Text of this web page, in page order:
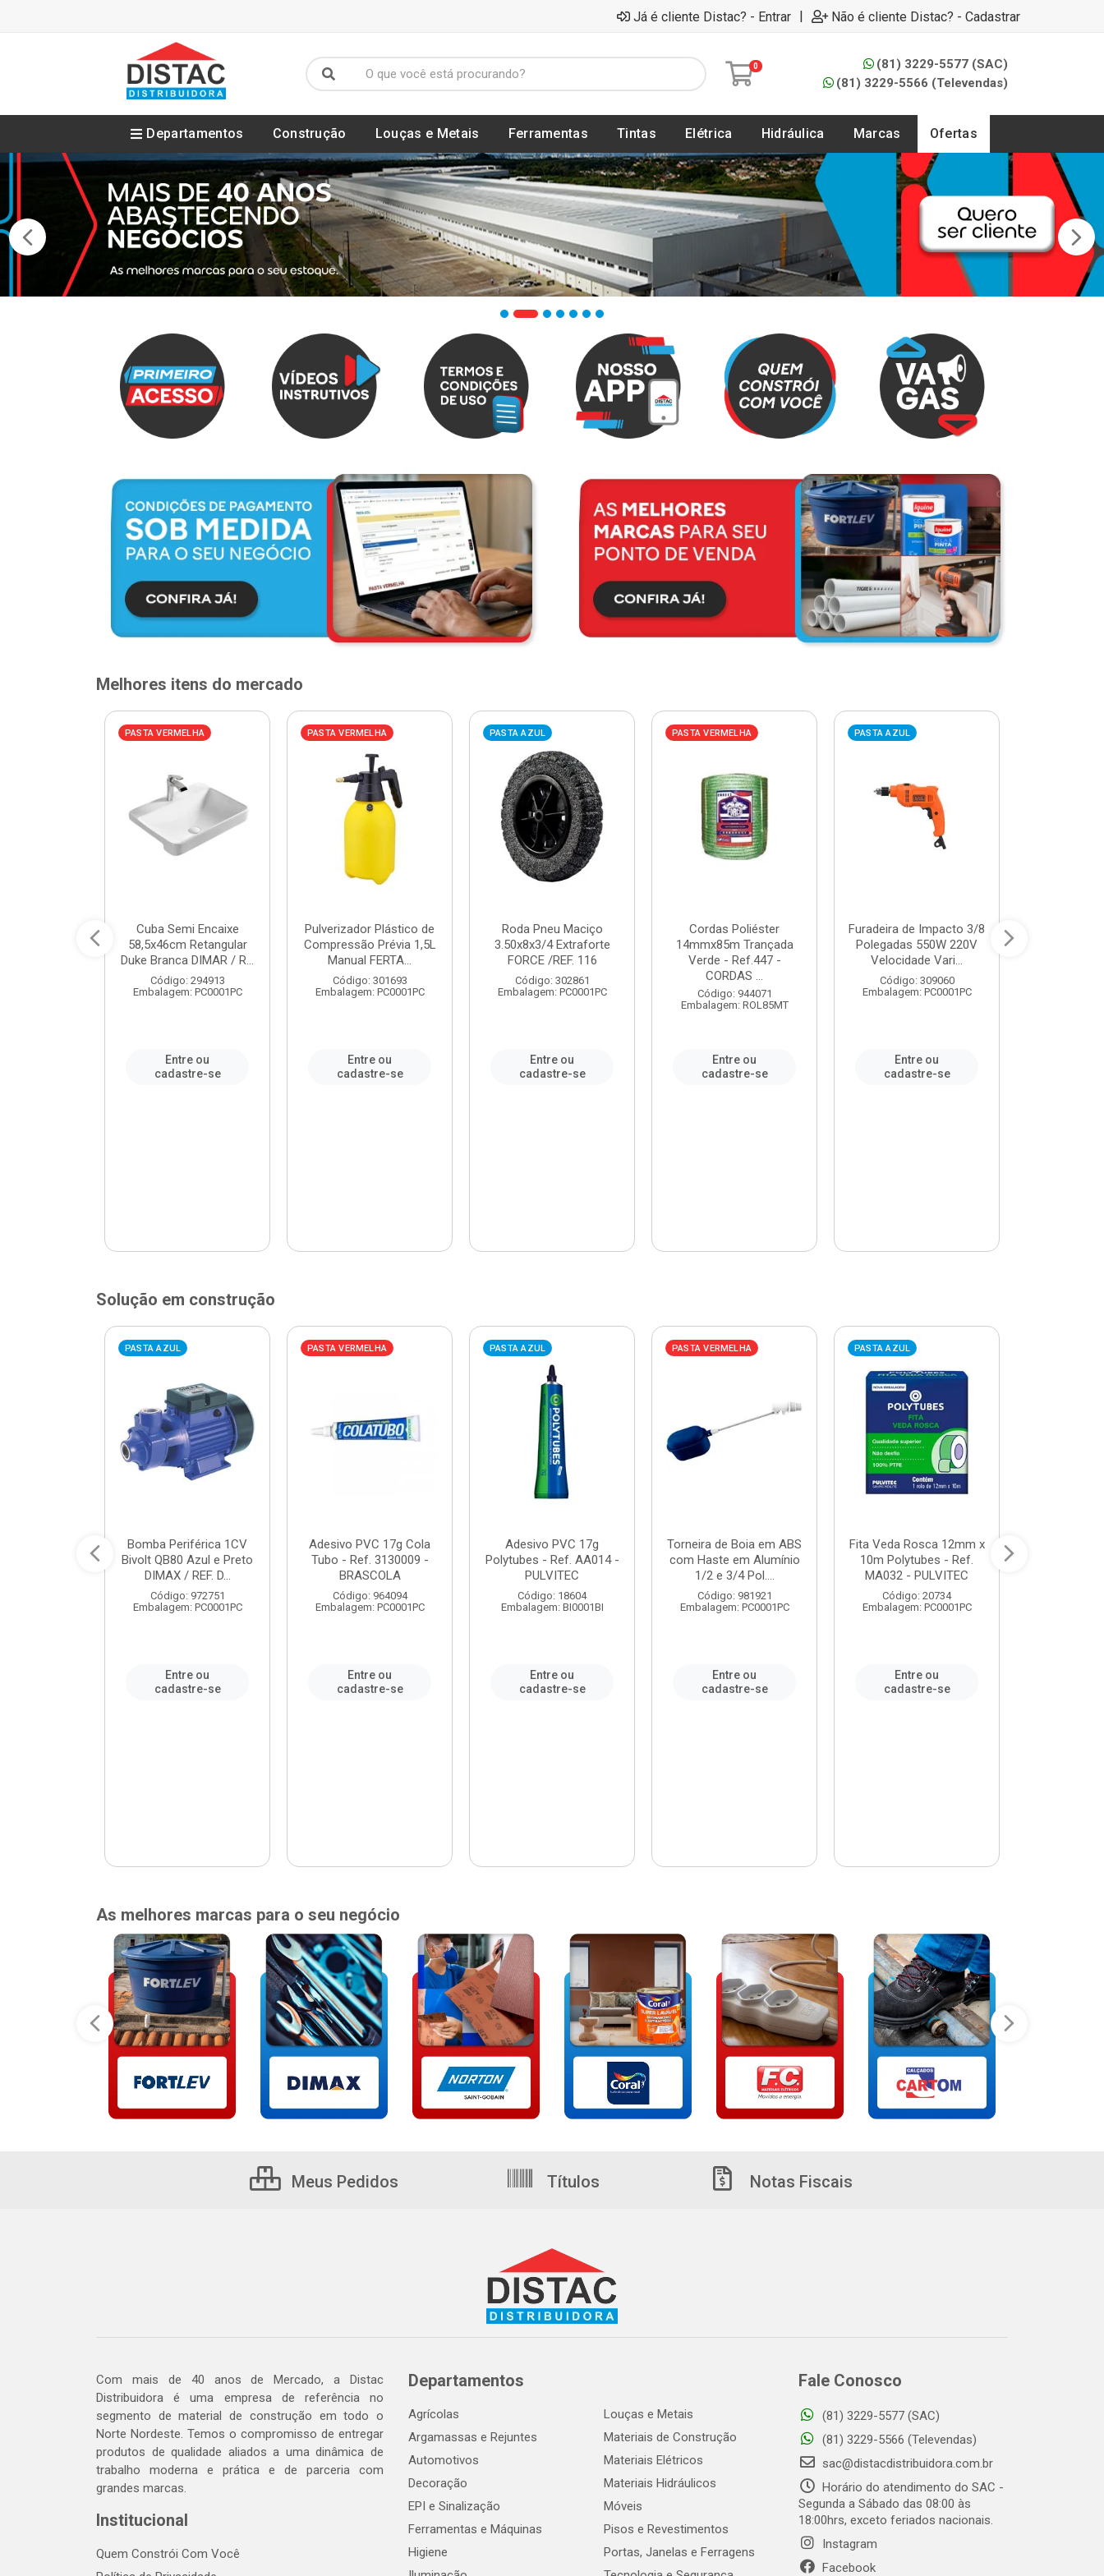
Já é cliente Distac? - Entrar | Não é cliente Distac? - Cadastrar
0
(81) 3229-5577 (SAC)
(81) 3229-5566 (Televendas)
Departamentos Construção Louças e Metais Ferramentas Tintas Elétrica Hidráulica Marcas Ofertas
Melhores itens do mercado
PASTA VERMELHA
Cuba Semi Encaixe
58,5x46cm Retangular
Duke Branca DIMAR / R...
Código: 294913
Embalagem: PC0001PC
Entre ou
cadastre-se
PASTA VERMELHA
Pulverizador Plástico de
Compressão Prévia 1,5L
Manual FERTA...
Código: 301693
Embalagem: PC0001PC
Entre ou
cadastre-se
PASTA AZUL
Roda Pneu Maciço
3.50x8x3/4 Extraforte
FORCE /REF. 116
Código: 302861
Embalagem: PC0001PC
Entre ou
cadastre-se
PASTA VERMELHA
Cordas Poliéster
14mmx85m Trançada
Verde - Ref.447 -
CORDAS ...
Código: 944071
Embalagem: ROL85MT
Entre ou
cadastre-se
PASTA AZUL
Furadeira de Impacto 3/8
Polegadas 550W 220V
Velocidade Vari...
Código: 309060
Embalagem: PC0001PC
Entre ou
cadastre-se
Solução em construção
PASTA AZUL
Bomba Periférica 1CV
Bivolt QB80 Azul e Preto
DIMAX / REF. D...
Código: 972751
Embalagem: PC0001PC
Entre ou
cadastre-se
PASTA VERMELHA
Adesivo PVC 17g Cola
Tubo - Ref. 3130009 -
BRASCOLA
Código: 964094
Embalagem: PC0001PC
Entre ou
cadastre-se
PASTA AZUL
Adesivo PVC 17g
Polytubes - Ref. AA014 -
PULVITEC
Código: 18604
Embalagem: BI0001BI
Entre ou
cadastre-se
PASTA VERMELHA
Torneira de Boia em ABS
com Haste em Alumínio
1/2 e 3/4 Pol....
Código: 981921
Embalagem: PC0001PC
Entre ou
cadastre-se
PASTA AZUL
Fita Veda Rosca 12mm x
10m Polytubes - Ref.
MA032 - PULVITEC
Código: 20734
Embalagem: PC0001PC
Entre ou
cadastre-se
As melhores marcas para o seu negócio
Meus Pedidos Títulos Notas Fiscais
Com mais de 40 anos de Mercado, a Distac
Distribuidora é uma empresa de referência no
segmento de material de construção em todo o
Norte Nordeste. Temos o compromisso de entregar
produtos de qualidade aliados a uma dinâmica de
trabalho moderna e prática e de parceria com
grandes marcas.
Institucional
Quem Constrói Com Você
Departamentos
Agrícolas
Argamassas e Rejuntes
Automotivos
Decoração
EPI e Sinalização
Ferramentas e Máquinas
Higiene
Louças e Metais
Materiais de Construção
Materiais Elétricos
Materiais Hidráulicos
Móveis
Pisos e Revestimentos
Portas, Janelas e Ferragens
Fale Conosco
(81) 3229-5577 (SAC)
(81) 3229-5566 (Televendas)
sac@distacdistribuidora.com.br
Horário do atendimento do SAC -
Segunda a Sábado das 08:00 às
18:00hrs, exceto feriados nacionais.
Instagram
Facebook